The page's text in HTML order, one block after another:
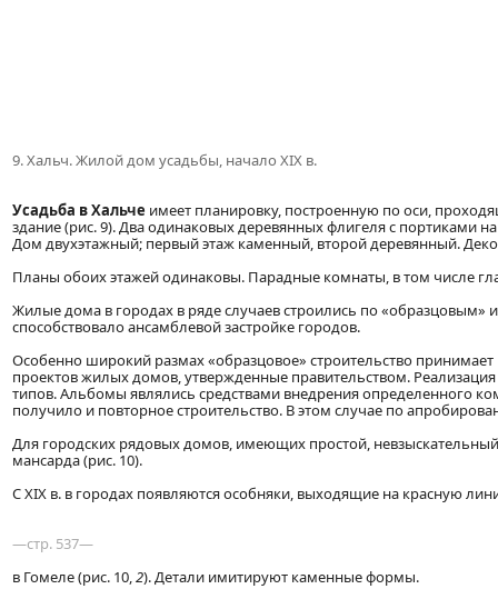
9. Хальч. Жилой дом усадьбы, начало XIX в.
Усадьба в Xальче имеет планировку, построенную по оси,
здание (рис. 9). Два одинаковых деревянных флигеля с портиками
Дом двухэтажный; первый этаж каменный, второй деревянный.
Планы обоих этажей одинаковы. Парадные комнаты, в том числе
Жилые дома в городах в ряде случаев строились по «образцовым»
способствовало ансамблевой застройке городов.
Особенно широкий размах «образцовое» строительство
проектов жилых домов, утвержденные правительством.
типов. Альбомы являлись средствами внедрения определенного
получило и повторное строительство. В этом случае по
Для городских рядовых домов, имеющих простой,
мансарда (рис. 10).
С XIX в. в городах появляются особняки, выходящие на красную
—стр. 537—
в Гомеле (рис. 10,2). Детали имитируют каменные формы.